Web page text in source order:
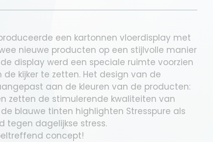
een kartonnen vloerdisplay met
nieuwe producten op een stijlvolle manier
display werd een speciale ruimte voorzien
kijker te zetten. Het design van de
aan de kleuren van de producten:
zetten de stimulerende kwaliteiten van
blauwe tinten highlighten Stresspure als
tegen dagelijkse stress.
concept!